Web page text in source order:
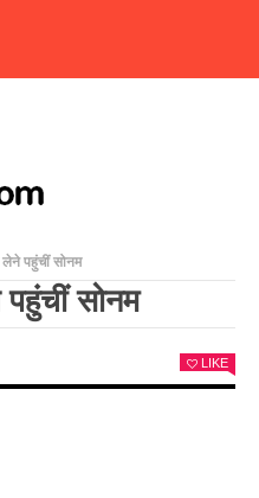
लेने पहुंचीं सोनम
सोनम
LIKE